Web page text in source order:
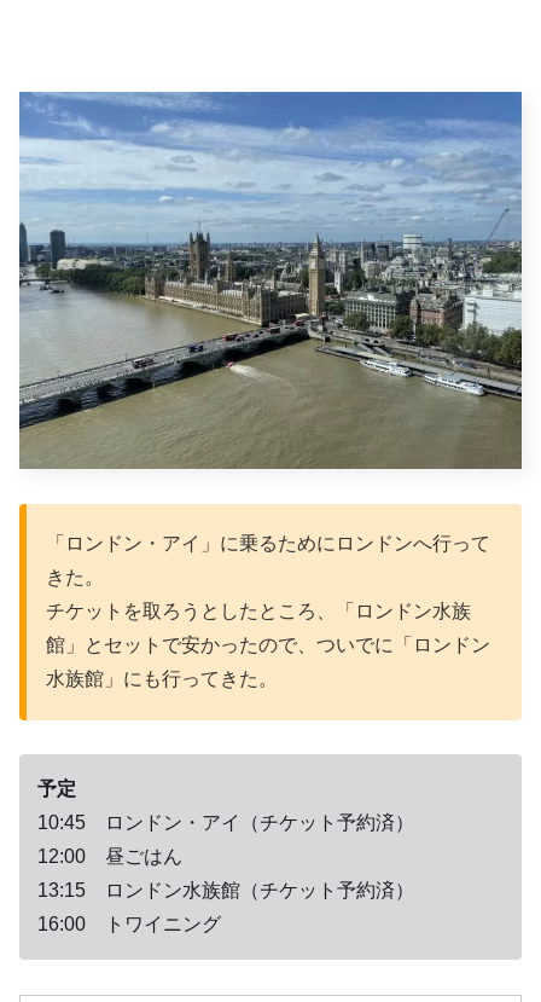
「ロンドン・アイ」に乗るためにロンドンへ行って
きた。
チケットを取ろうとしたところ、「ロンドン水族
館」とセットで安かったので、ついでに「ロンドン
水族館」にも行ってきた。
予定
10:45 ロンドン・アイ（チケット予約済）
12:00 昼ごはん
13:15 ロンドン水族館（チケット予約済）
16:00 トワイニング